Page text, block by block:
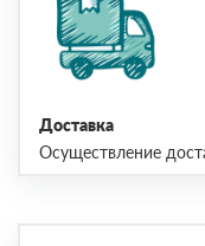
Доставка
Осуществление